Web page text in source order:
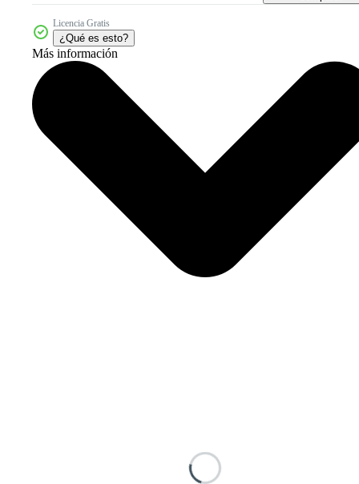
Licencia Gratis
¿Qué es esto?
Más información